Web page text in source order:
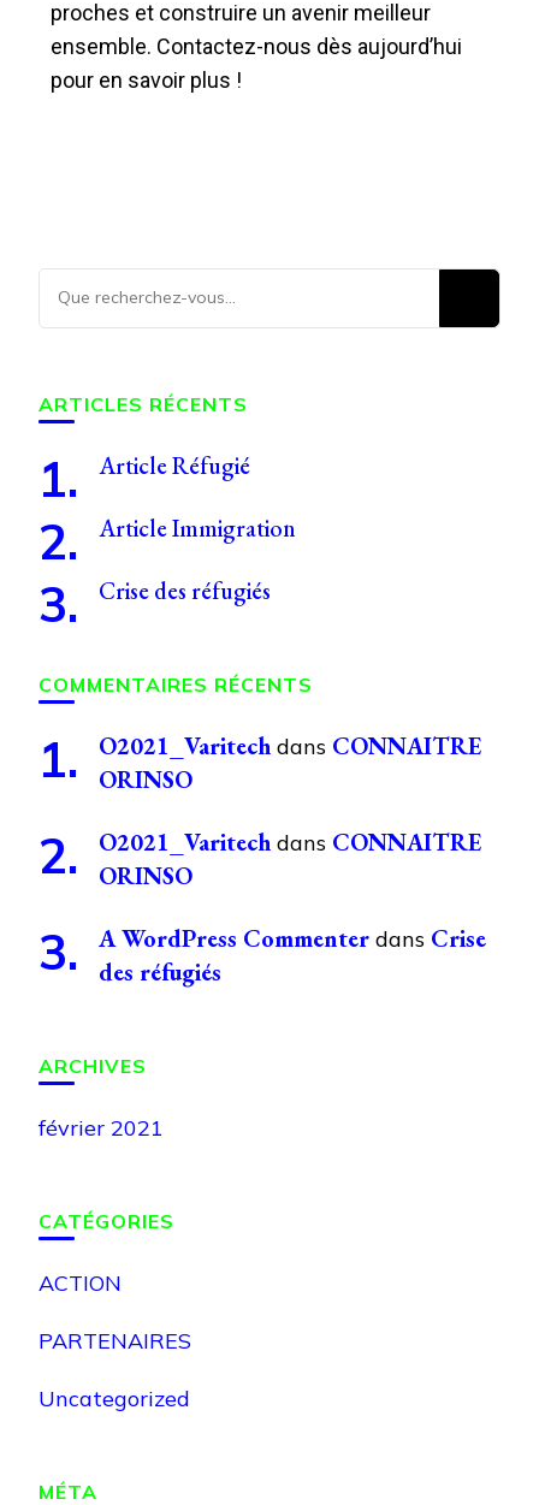
proches et construire un avenir meilleur
ensemble. Contactez-nous dès aujourd’hui
pour en savoir plus !
ARTICLES RÉCENTS
Article Réfugié
Article Immigration
Crise des réfugiés
COMMENTAIRES RÉCENTS
O2021_Varitech dans CONNAITRE
ORINSO
O2021_Varitech dans CONNAITRE
ORINSO
A WordPress Commenter dans Crise
des réfugiés
ARCHIVES
février 2021
CATÉGORIES
ACTION
PARTENAIRES
Uncategorized
MÉTA